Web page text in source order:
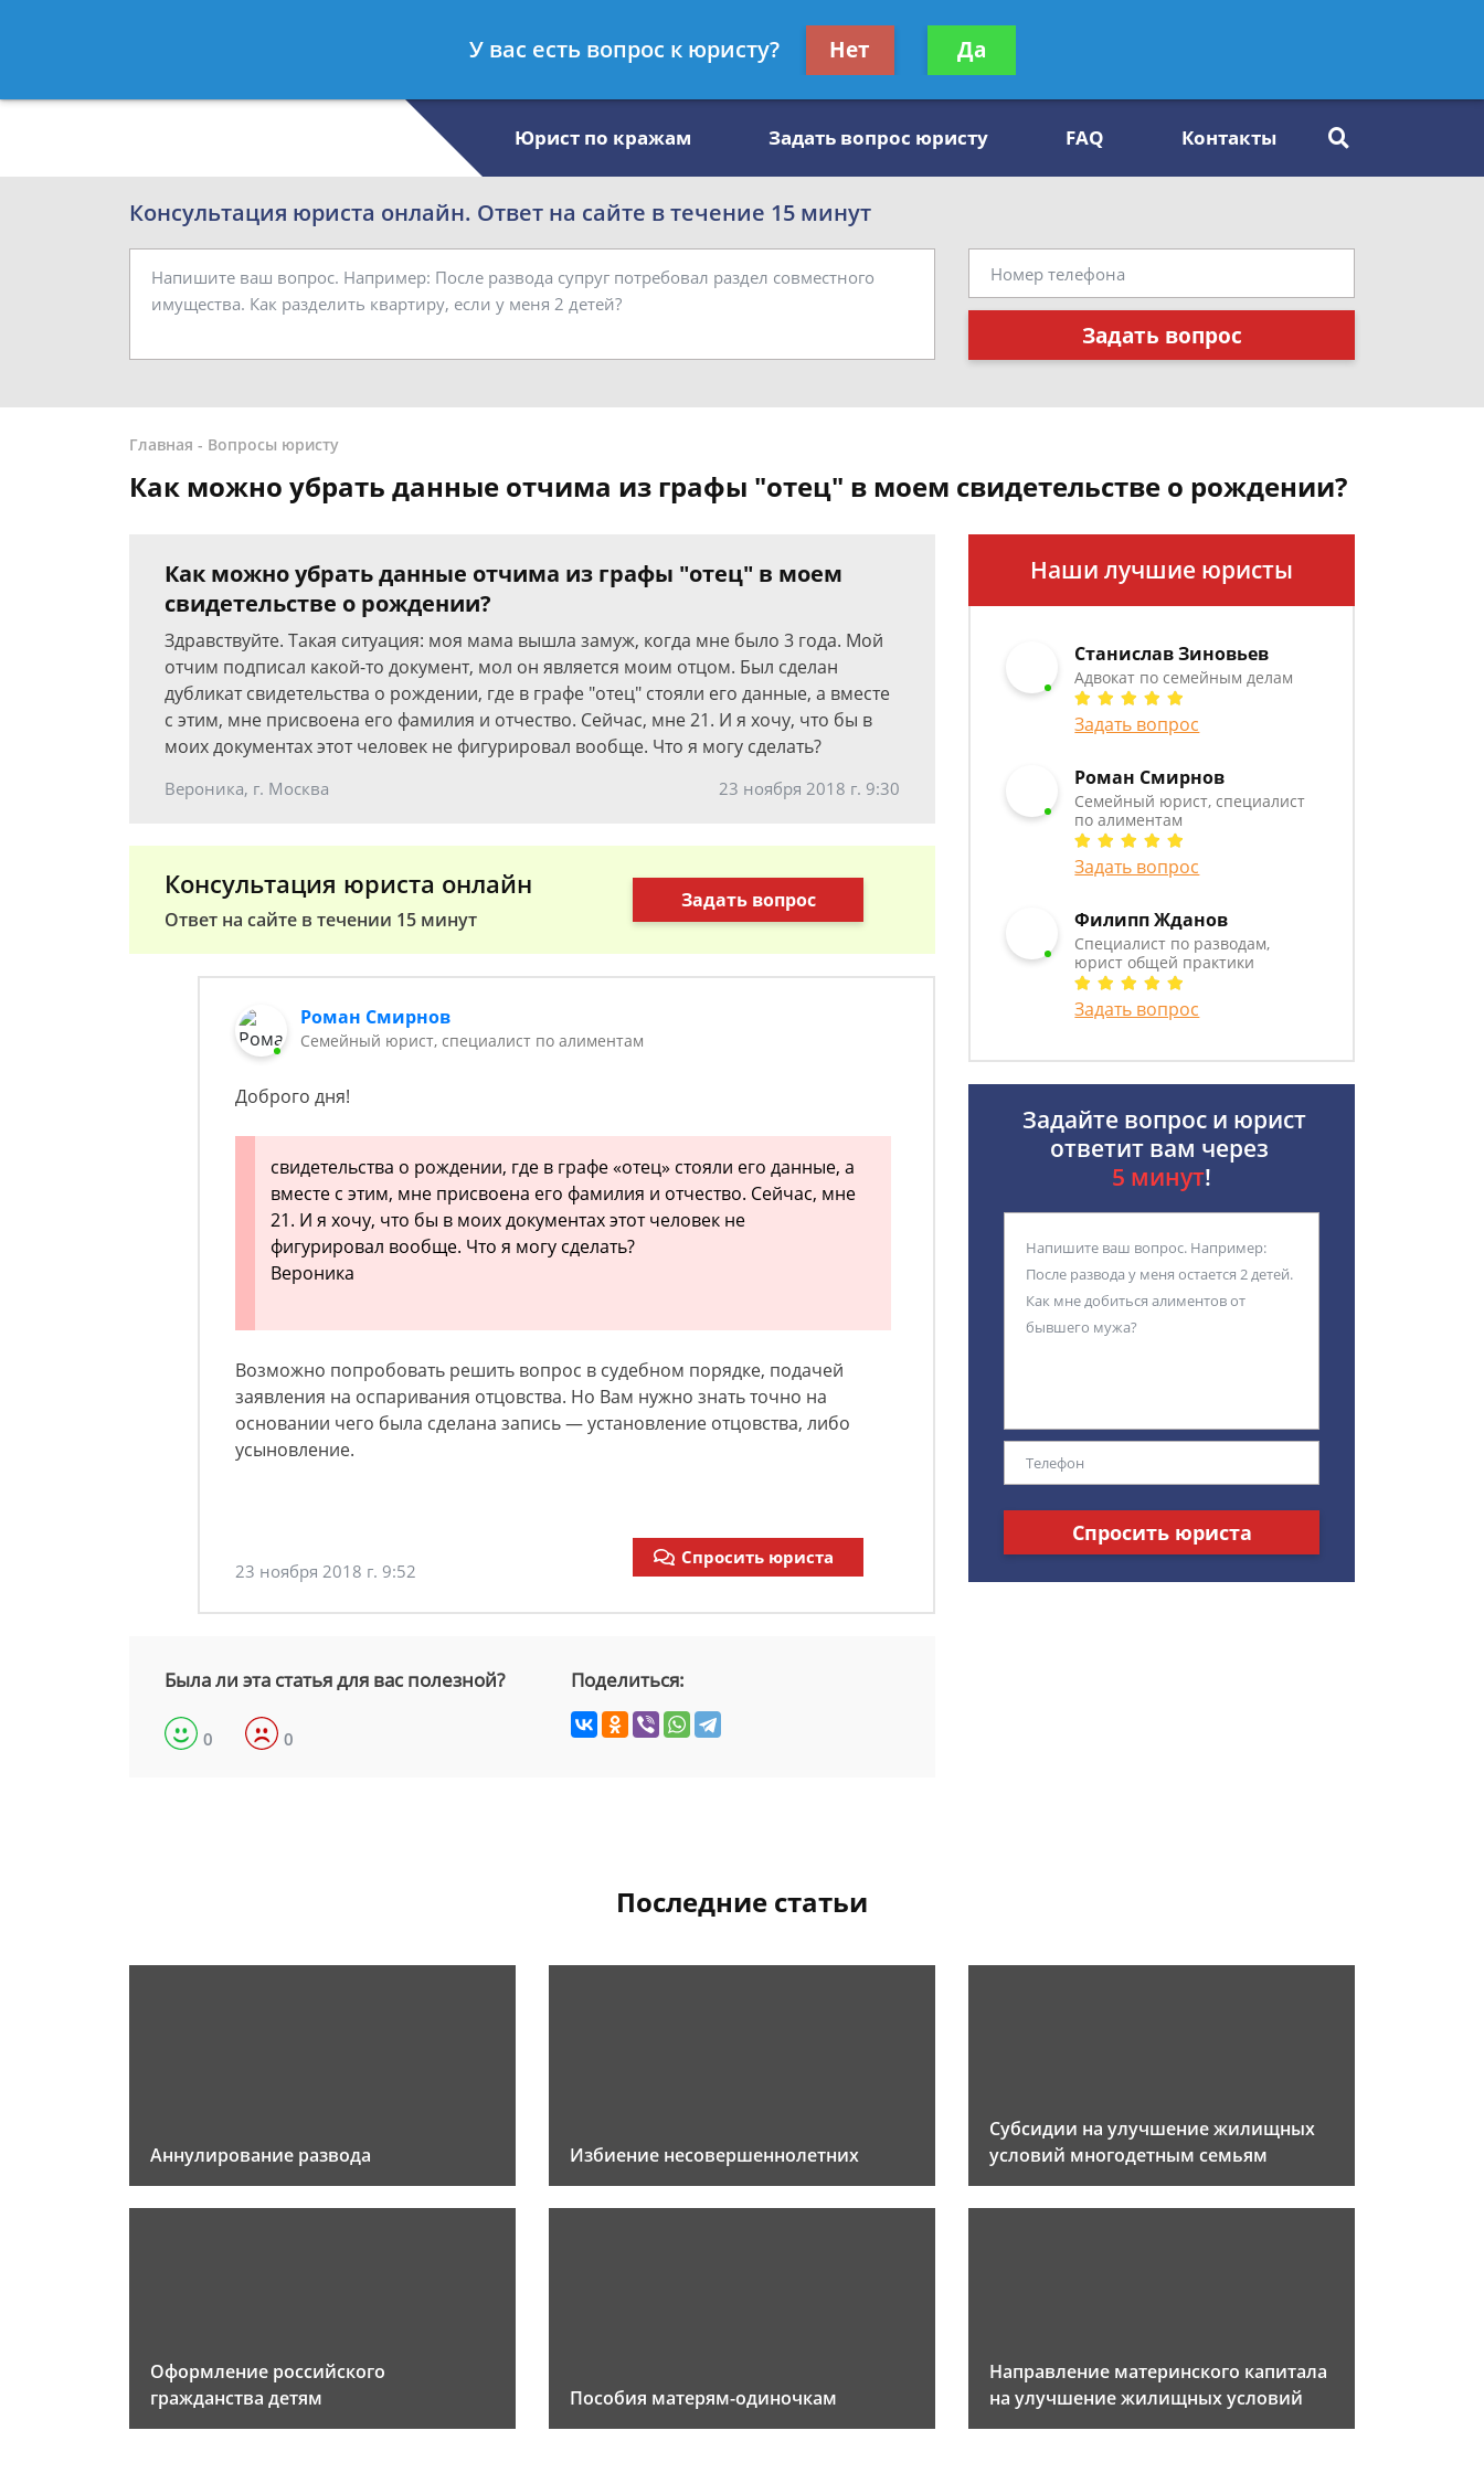
- Семейный юрист, специалист по алиментам
Получите консультацию
бесплатно
Юрист по кражам Задать вопрос юристу FAQ Контакты
Консультация юриста онлайн. Ответ на сайте в течение 15 минут
Задать вопрос
Главная - Вопросы юристу
Как можно убрать данные отчима из графы "отец" в моем свидетельстве о рождении?
Как можно убрать данные отчима из графы "отец" в моем
свидетельстве о рождении?
Здравствуйте. Такая ситуация: моя мама вышла замуж, когда мне было 3 года. Мой
отчим подписал какой-то документ, мол он является моим отцом. Был сделан
дубликат свидетельства о рождении, где в графе "отец" стояли его данные, а вместе
с этим, мне присвоена его фамилия и отчество. Сейчас, мне 21. И я хочу, что бы в
моих документах этот человек не фигурировал вообще. Что я могу сделать?
Вероника, г. Москва 23 ноября 2018 г. 9:30
Консультация юриста онлайн
Ответ на сайте в течении 15 минут
Задать вопрос
Роман Смирнов
Семейный юрист, специалист по алиментам
Доброго дня!
свидетельства о рождении, где в графе «отец» стояли его данные, а
вместе с этим, мне присвоена его фамилия и отчество. Сейчас, мне
21. И я хочу, что бы в моих документах этот человек не
фигурировал вообще. Что я могу сделать?
Вероника
Возможно попробовать решить вопрос в судебном порядке, подачей
заявления на оспаривания отцовства. Но Вам нужно знать точно на
основании чего была сделана запись — установление отцовства, либо
усыновление.
23 ноября 2018 г. 9:52
Спросить юриста
Была ли эта статья для вас полезной?
0 0
Поделиться:
Наши лучшие юристы
Станислав Зиновьев
Адвокат по семейным делам
Задать вопрос
Роман Смирнов
Семейный юрист, специалист
по алиментам
Задать вопрос
Филипп Жданов
Специалист по разводам,
юрист общей практики
Задать вопрос
Задайте вопрос и юрист
ответит вам через
5 минут!
Спросить юриста
Последние статьи
Аннулирование развода Избиение несовершеннолетних
Субсидии на улучшение жилищных
условий многодетным семьям
Оформление российского
гражданства детям
Пособия матерям-одиночкам
Направление материнского капитала
на улучшение жилищных условий
У вас есть вопрос к юристу? Нет Да